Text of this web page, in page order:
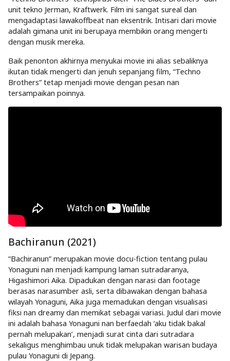
unit tekno Jerman, Kraftwerk. Film ini sangat sureal dan
mengadaptasi lawakoffbeat nan eksentrik. Intisari dari movie
adalah gimana unit ini berupaya membikin orang mengerti
dengan musik mereka.
Baik penonton akhirnya menyukai movie ini alias sebaliknya
ikutan tidak mengerti dan jenuh sepanjang film, “Techno
Brothers” tetap menjadi movie dengan pesan nan
tersampaikan poinnya.
Bachiranun (2021)
“Bachiranun” merupakan movie docu-fiction tentang pulau
Yonaguni nan menjadi kampung laman sutradaranya,
Higashimori Aika. Dipadukan dengan narasi dan footage
berasas narasumber asli, serta dibawakan dengan bahasa
wilayah Yonaguni, Aika juga memadukan dengan visualisasi
fiksi nan dreamy dan memikat sebagai variasi. Judul dari movie
ini adalah bahasa Yonaguni nan berfaedah ‘aku tidak bakal
pernah melupakan’, menjadi surat cinta dari sutradara
sekaligus menghimbau unuk tidak melupakan warisan budaya
pulau Yonaguni di Jepang.